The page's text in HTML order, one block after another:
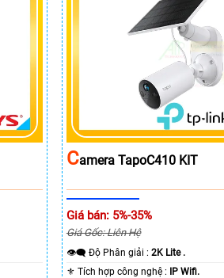
CAmera TapoC410 KIT
Giá bán: 5%-35%
Giá Gốc: Liên Hệ
👁️‍🗨 Độ Phân giải : 2K Lite .
⚜️ Tích hợp công nghệ :
IP Wifi.